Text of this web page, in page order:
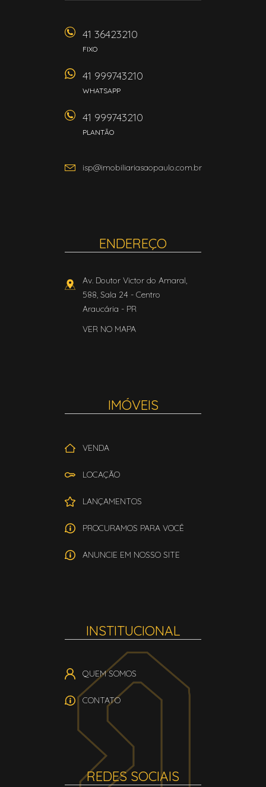
41 36423210
FIXO
41 999743210
WHATSAPP
41 999743210
PLANTÃO
isp@imobiliariasaopaulo.com.br
ENDEREÇO
Av. Doutor Victor do Amaral,
588, Sala 24 - Centro
Araucária - PR
VER NO MAPA
IMÓVEIS
VENDA
LOCAÇÃO
LANÇAMENTOS
PROCURAMOS PARA VOCÊ
ANUNCIE EM NOSSO SITE
INSTITUCIONAL
QUEM SOMOS
CONTATO
REDES SOCIAIS